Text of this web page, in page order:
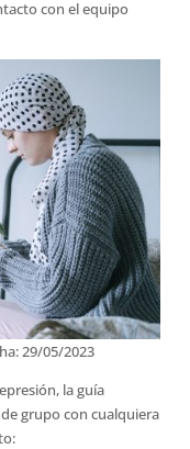
con el equipo
29/05/2023
la guía
grupo con cualquiera